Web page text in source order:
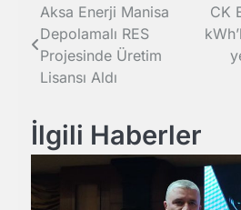
Yazı
gezinmesi
Aksa Enerji Manisa
Depolamalı RES
Projesinde Üretim
Lisansı Aldı
CK
İlgili Haberler